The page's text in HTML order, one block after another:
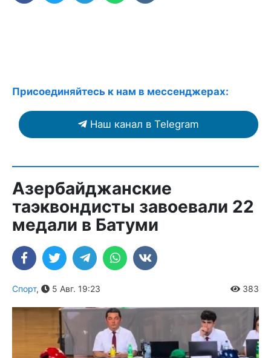
Присоединяйтесь к нам в мессенджерах:
Наш канал в Telegram
Азербайджанские
таэквондисты завоевали 22
медали в Батуми
Спорт, 5 Авг. 19:23 383